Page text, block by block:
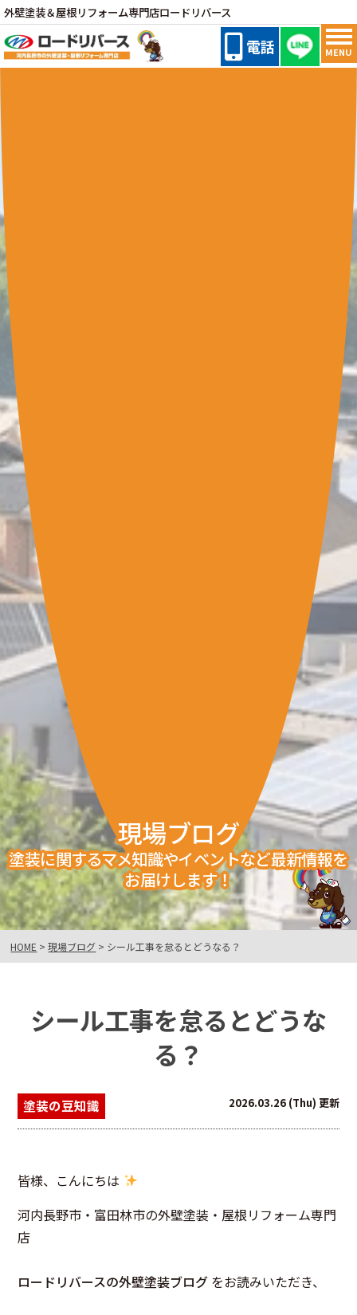
外壁塗装＆屋根リフォーム専門店ロードリバース
電話 MENU
現場ブログ
塗装に関するマメ知識やイベントなど最新情報を
お届けします！
HOME >現場ブログ > シール工事を怠るとどうなる？
シール工事を怠るとどうな
る？
塗装の豆知識 2026.03.26 (Thu) 更新
皆様、こんにちは
河内長野市・富田林市の外壁塗装・屋根リフォーム専門
店
ロードリバースの外壁塗装ブログ をお読みいただき、